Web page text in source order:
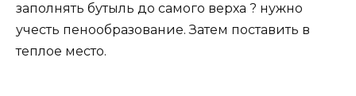
заполнять бутыль до самого верха ? нужно
учесть пенообразование. Затем поставить в
теплое место.